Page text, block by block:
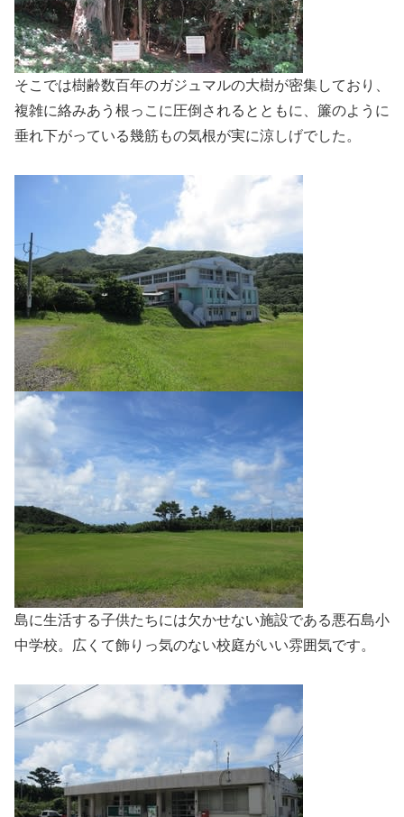
そこでは樹齢数百年のガジュマルの大樹が密集しており、
複雑に絡みあう根っこに圧倒されるとともに、簾のように
垂れ下がっている幾筋もの気根が実に涼しげでした。
島に生活する子供たちには欠かせない施設である悪石島小
中学校。広くて飾りっ気のない校庭がいい雰囲気です。